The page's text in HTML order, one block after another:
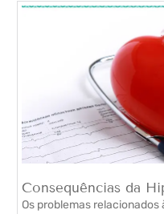
Consequências da
Os problemas